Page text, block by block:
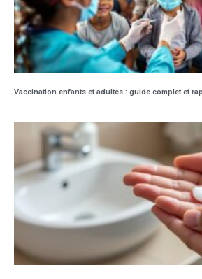
Vaccination enfants et adultes : guide complet et